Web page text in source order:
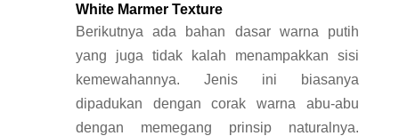
White Marmer Texture
Berikutnya ada bahan dasar warna putih
yang juga tidak kalah menampakkan sisi
kemewahannya. Jenis ini biasanya
dipadukan dengan corak warna abu-abu
dengan memegang prinsip naturalnya.